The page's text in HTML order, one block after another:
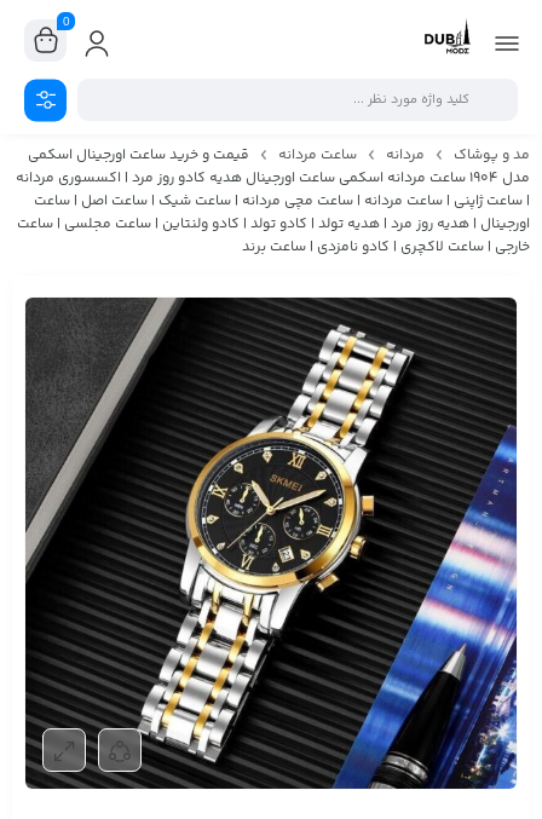
0
مد و پوشاک مردانه ساعت مردانه
قیمت و خرید ساعت اورجینال اسکمی
مدل 1904 ساعت مردانه اسکمی ساعت اورجینال هدیه کادو روز مرد | اکسسوری مردانه
| ساعت ژاپنی | ساعت مردانه | ساعت مچی مردانه | ساعت شیک | ساعت اصل | ساعت
اورجینال | هدیه روز مرد | هدیه تولد | کادو تولد | کادو ولنتاین | ساعت مجلسی | ساعت
خارجی | ساعت لاکچری | کادو نامزدی | ساعت برند